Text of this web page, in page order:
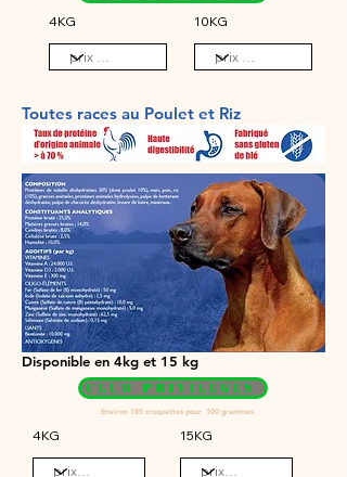
4KG 10KG
Toutes races au Poulet et Riz
Disponible en 4kg et 15 kg
CLUB PRIVILEGES
Environ 185 croquettes pour 100 grammes
4KG 15KG